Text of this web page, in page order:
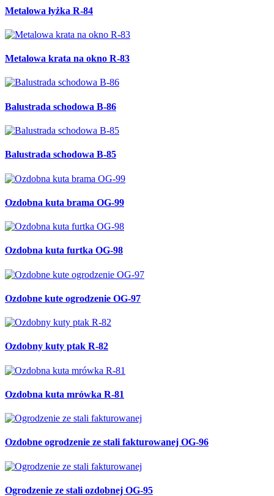
Metalowa łyżka R-84
Metalowa krata na okno R-83
Balustrada schodowa B-86
Balustrada schodowa B-85
Ozdobna kuta brama OG-99
Ozdobna kuta furtka OG-98
Ozdobne kute ogrodzenie OG-97
Ozdobny kuty ptak R-82
Ozdobna kuta mrówka R-81
Ozdobne ogrodzenie ze stali fakturowanej OG-96
Ogrodzenie ze stali ozdobnej OG-95